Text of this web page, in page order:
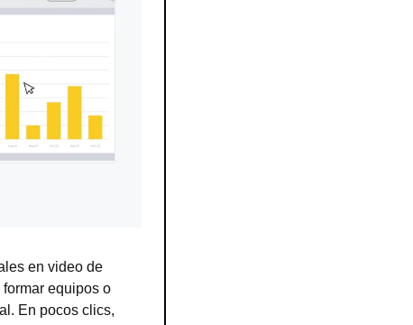
en video de
equipos o
En pocos clics,